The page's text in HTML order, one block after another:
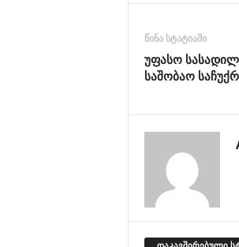
წინა სტატიაში
უფასო
საშობაო